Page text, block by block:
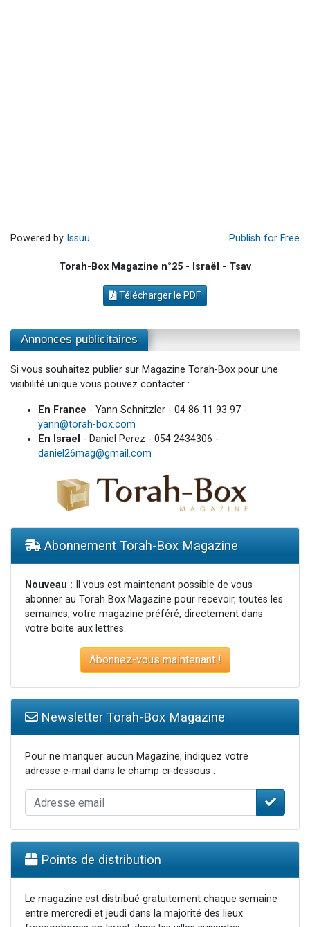
Powered by Issuu Publish for Free
Torah-Box Magazine n°25 - Israël - Tsav
Télécharger le PDF
Annonces publicitaires
Si vous souhaitez publier sur Magazine Torah-Box pour une
visibilité unique vous pouvez contacter :
En France - Yann Schnitzler - 04 86 11 93 97 -
yann@torah-box.com
En Israel - Daniel Perez - 054 2434306 -
daniel26mag@gmail.com
Abonnement Torah-Box Magazine
Nouveau : Il vous est maintenant possible de vous
abonner au Torah Box Magazine pour recevoir, toutes les
semaines, votre magazine préféré, directement dans
votre boite aux lettres.
Abonnez-vous maintenant !
Newsletter Torah-Box Magazine
Pour ne manquer aucun Magazine, indiquez votre
adresse e-mail dans le champ ci-dessous :
Points de distribution
Le magazine est distribué gratuitement chaque semaine
entre mercredi et jeudi dans la majorité des lieux